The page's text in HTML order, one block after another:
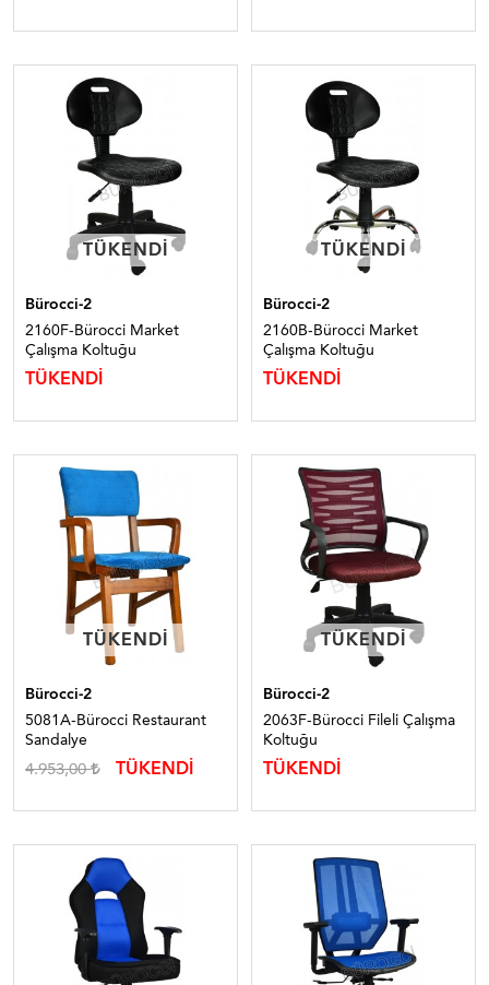
TÜKENDI
TÜKENDI
Bürocci-2
2160F-Bürocci Market
Çalışma Koltuğu
TÜKENDİ
TÜKENDI
TÜKENDI
Bürocci-2
2160B-Bürocci Market
Çalışma Koltuğu
TÜKENDİ
TÜKENDI
TÜKENDI
Bürocci-2
5081A-Bürocci Restaurant
Sandalye
4.953,00 TÜKENDİ
TÜKENDI
TÜKENDI
Bürocci-2
2063F-Bürocci Fileli Çalışma
Koltuğu
TÜKENDİ